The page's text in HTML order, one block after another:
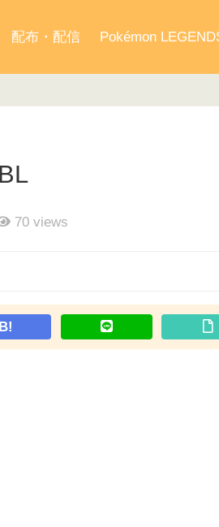
配布・配信 Pokémon
70 views